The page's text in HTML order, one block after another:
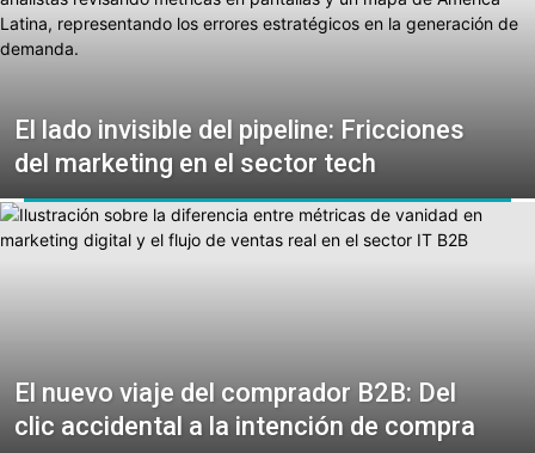
El lado invisible del pipeline: Fricciones
del marketing en el sector tech
El nuevo viaje del comprador B2B: Del
clic accidental a la intención de compra